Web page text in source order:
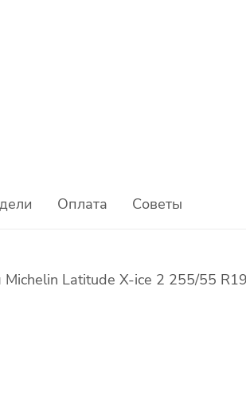
Оплата Советы
Latitude X-ice 2 255/55 R19